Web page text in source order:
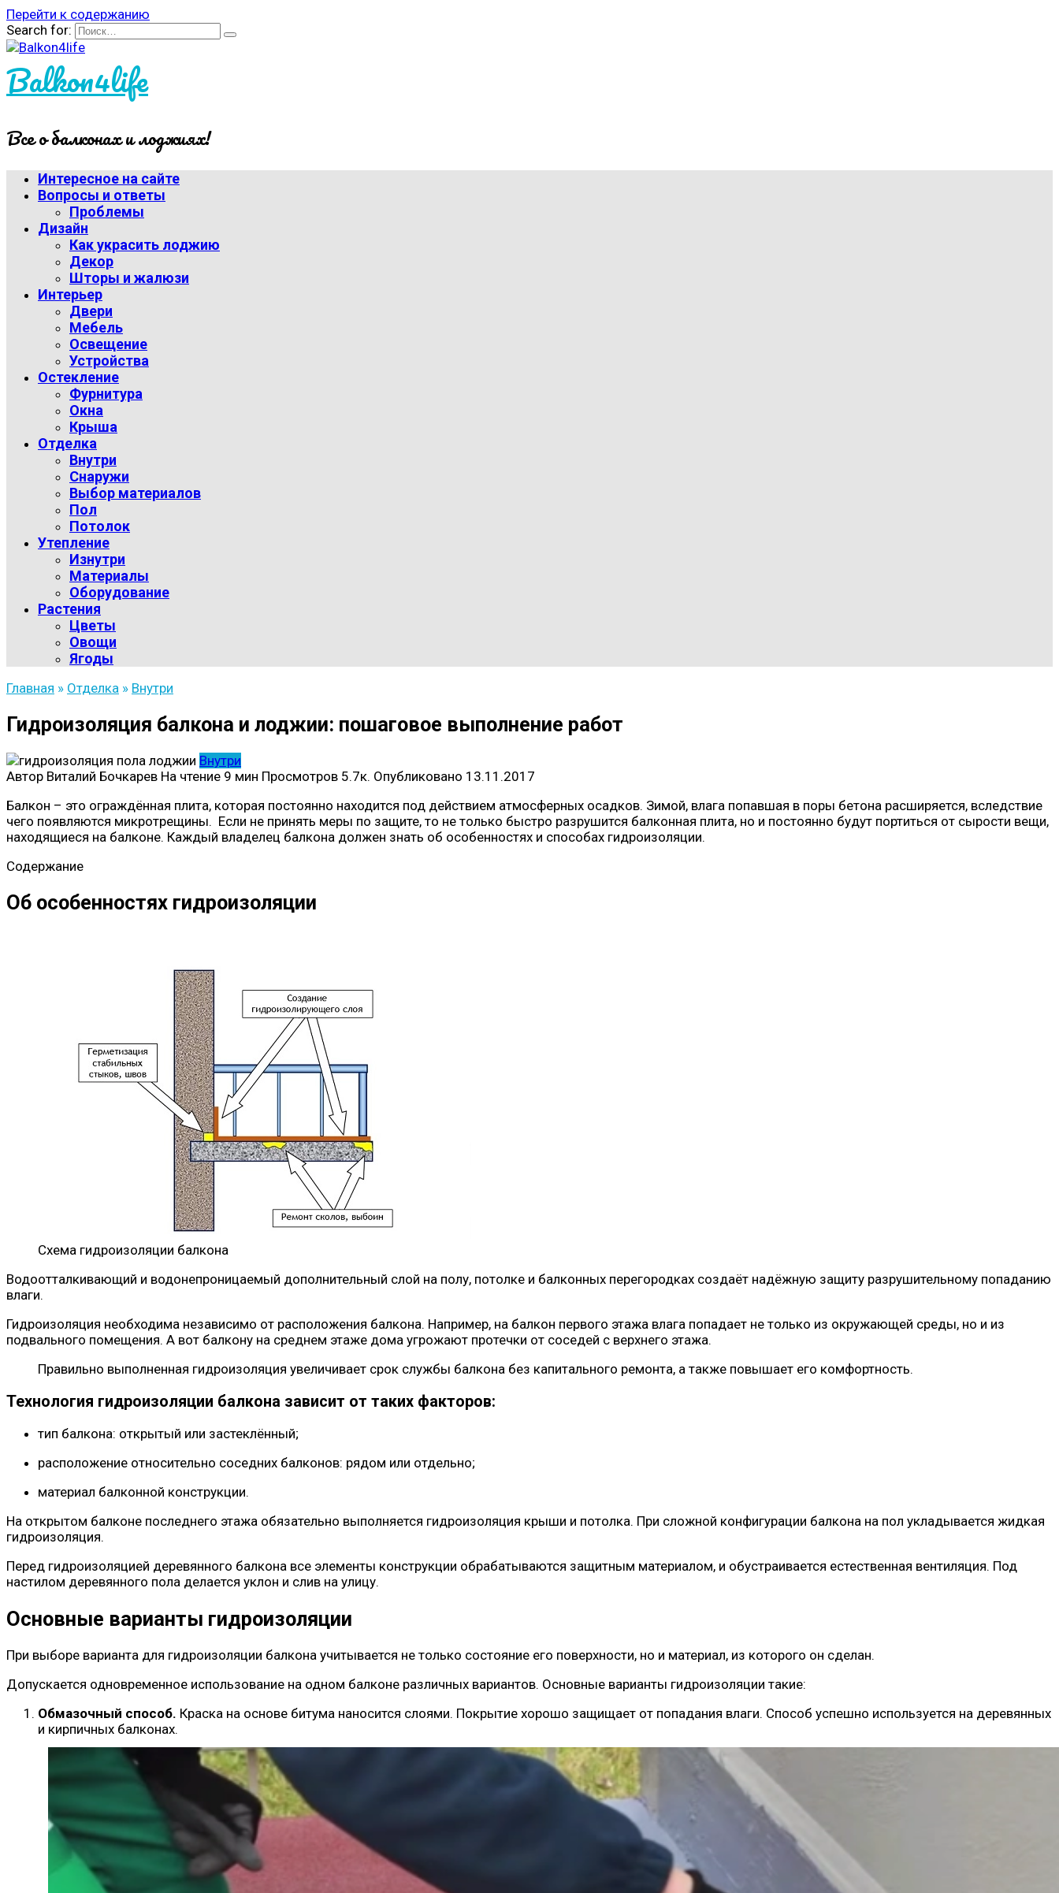
Перейти к содержанию
Search for:
Balkon4life
Все о балконах и лоджиях!
Интересное на сайте
Вопросы и ответы
Проблемы
Дизайн
Как украсить лоджию
Декор
Шторы и жалюзи
Интерьер
Двери
Мебель
Освещение
Устройства
Остекление
Фурнитура
Окна
Крыша
Отделка
Внутри
Снаружи
Выбор материалов
Пол
Потолок
Утепление
Изнутри
Материалы
Оборудование
Растения
Цветы
Овощи
Ягоды
Главная » Отделка » Внутри
Гидроизоляция балкона и лоджии: пошаговое выполнение работ
Внутри
Автор Виталий Бочкарев На чтение 9 мин Просмотров 5.7к. Опубликовано 13.11.2017
Балкон – это ограждённая плита, которая постоянно находится под действием атмосферных осадков. Зимой, влага попавшая в поры бетона расширяется, вследствие
чего появляются микротрещины. Если не принять меры по защите, то не только быстро разрушится балконная плита, но и постоянно будут портиться от сырости вещи,
находящиеся на балконе. Каждый владелец балкона должен знать об особенностях и способах гидроизоляции.
Содержание
Об особенностях гидроизоляции
Схема гидроизоляции балкона
Водоотталкивающий и водонепроницаемый дополнительный слой на полу, потолке и балконных перегородках создаёт надёжную защиту разрушительному попаданию
влаги.
Гидроизоляция необходима независимо от расположения балкона. Например, на балкон первого этажа влага попадает не только из окружающей среды, но и из
подвального помещения. А вот балкону на среднем этаже дома угрожают протечки от соседей с верхнего этажа.
Правильно выполненная гидроизоляция увеличивает срок службы балкона без капитального ремонта, а также повышает его комфортность.
Технология гидроизоляции балкона зависит от таких факторов:
тип балкона: открытый или застеклённый;
расположение относительно соседних балконов: рядом или отдельно;
материал балконной конструкции.
На открытом балконе последнего этажа обязательно выполняется гидроизоляция крыши и потолка. При сложной конфигурации балкона на пол укладывается жидкая
гидроизоляция.
Перед гидроизоляцией деревянного балкона все элементы конструкции обрабатываются защитным материалом, и обустраивается естественная вентиляция. Под
настилом деревянного пола делается уклон и слив на улицу.
Основные варианты гидроизоляции
При выборе варианта для гидроизоляции балкона учитывается не только состояние его поверхности, но и материал, из которого он сделан.
Допускается одновременное использование на одном балконе различных вариантов. Основные варианты гидроизоляции такие:
Обмазочный способ. Краска на основе битума наносится слоями. Покрытие хорошо защищает от попадания влаги. Способ успешно используется на деревянных
и кирпичных балконах.